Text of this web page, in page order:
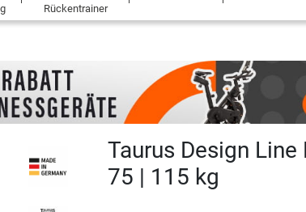
Rückentrainer
Taurus Design
75 | 115 kg